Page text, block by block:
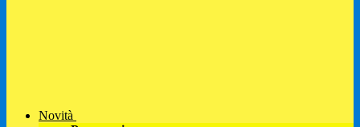
Novità